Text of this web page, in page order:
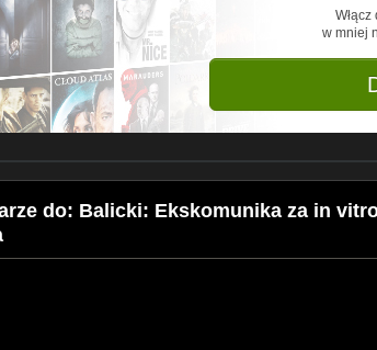
w mniej
do: Balicki: Ekskomunika za in